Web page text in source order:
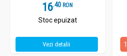
16.4 RON
Stoc epuizat
Vezi detalii